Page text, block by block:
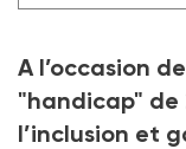
A l’occasion
"handicap" de
l’inclusion et